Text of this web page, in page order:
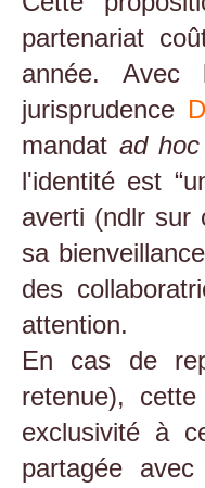
partenariat
année.
jurisprudence
mandat ad hoc
l'identité est
averti (ndlr sur
sa
des
attention.
En cas de
retenue),
exclusivité à
partagée avec